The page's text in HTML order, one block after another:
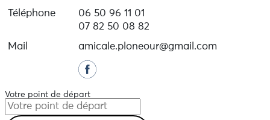
Téléphone
06 50 96 11 01
07 82 50 08 82
Mail
amicale.ploneour@gmail.com
Votre point de départ